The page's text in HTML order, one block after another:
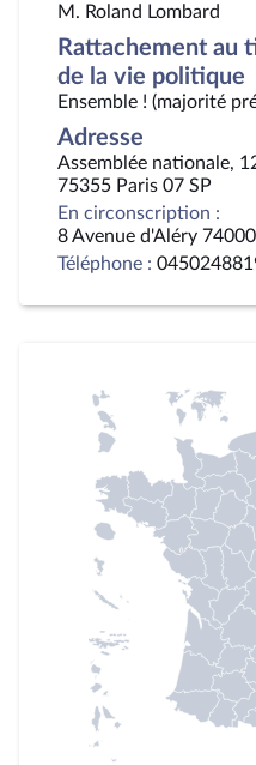
M. Roland Lombard
Rattachement au
de la vie politique
Ensemble ! (majorité
Adresse
Assemblée nationale,
75355 Paris 07 SP
En circonscription :
8 Avenue d'Aléry
Téléphone :